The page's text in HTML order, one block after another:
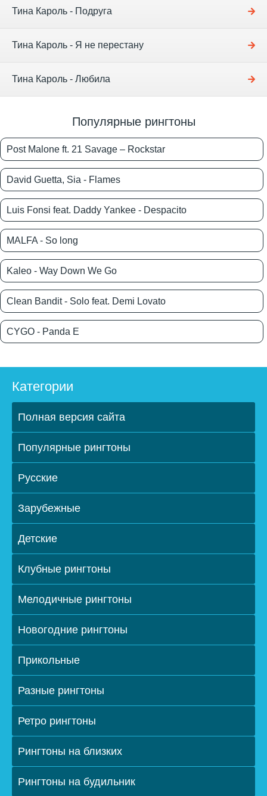
Тина Кароль - Подруга
Тина Кароль - Я не перестану
Тина Кароль - Любила
Популярные рингтоны
Post Malone ft. 21 Savage – Rockstar
David Guetta, Sia - Flames
Luis Fonsi feat. Daddy Yankee - Despacito
MALFA - So long
Kaleo - Way Down We Go
Clean Bandit - Solo feat. Demi Lovato
CYGO - Panda E
Категории
Полная версия сайта
Популярные рингтоны
Русские
Зарубежные
Детские
Клубные рингтоны
Мелодичные рингтоны
Новогодние рингтоны
Прикольные
Разные рингтоны
Ретро рингтоны
Рингтоны на близких
Рингтоны на будильник